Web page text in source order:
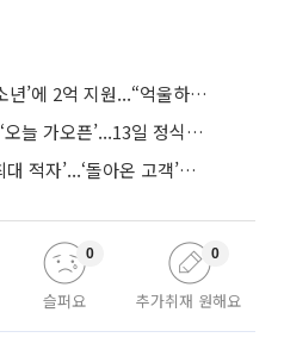
장혜선 이사장, ‘가정 밖 청소년’에 2억 지원...“억울하고 아파도 단단해지길”
2000억 수혈받은 홈플러스 ‘오늘 가오픈’...13일 정식 개장 시험대
쿠팡, 3대 악재 속 상반기 ‘최대 적자’...‘돌아온 고객’에 수익성 반등 주목
슬퍼요
0
추가취재 원해요
0